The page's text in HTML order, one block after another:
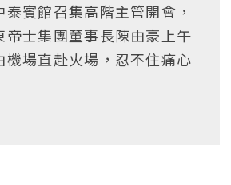
賓館召集高階主管開會，
帝士集團董事長陳由豪上午
機場直赴火場，忍不住痛心